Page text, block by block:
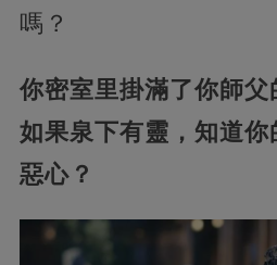
嗎？
你密室里掛滿了你師父
如果泉下有靈，知道你
惡心？